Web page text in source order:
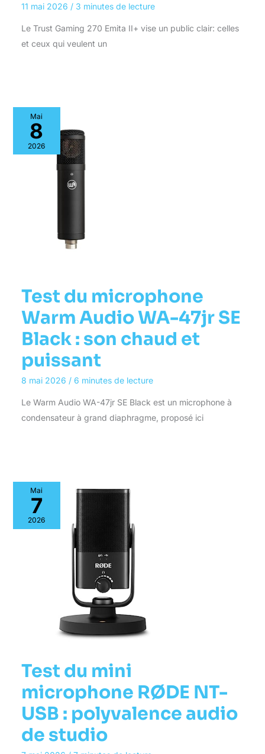
11 mai 2026 / 3 minutes de lecture
Le Trust Gaming 270 Emita II+ vise un public clair: celles
et ceux qui veulent un
Mai
8
2026
Test du microphone
Warm Audio WA-47jr SE
Black : son chaud et
puissant
8 mai 2026 / 6 minutes de lecture
Le Warm Audio WA-47jr SE Black est un microphone à
condensateur à grand diaphragme, proposé ici
Mai
7
2026
Test du mini
microphone RØDE NT-
USB : polyvalence audio
de studio